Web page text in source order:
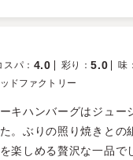
スパ ： 4.0 彩り ：5.0 味 ：
ドファクトリー
キハンバーグはジュー
。ぶりの照り焼きとの
楽しめる贅沢な一品で